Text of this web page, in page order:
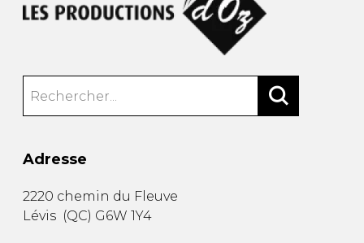
Adresse
2220 chemin du Fleuve
Lévis (QC) G6W 1Y4